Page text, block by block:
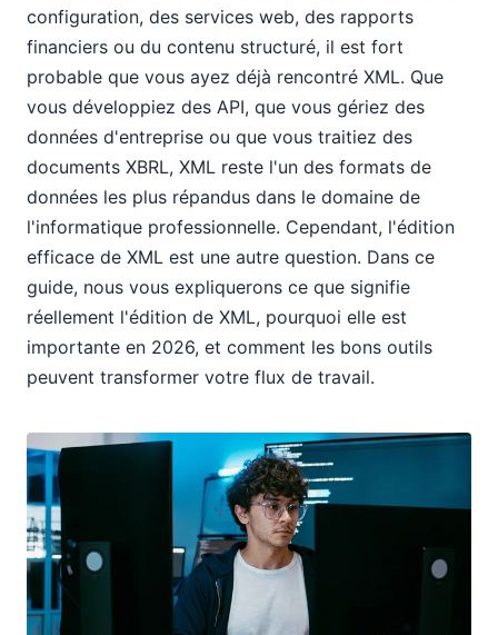
configuration, des services web, des rapports
financiers ou du contenu structuré, il est fort
probable que vous ayez déjà rencontré XML. Que
vous développiez des API, que vous gériez des
données d'entreprise ou que vous traitiez des
documents XBRL, XML reste l'un des formats de
données les plus répandus dans le domaine de
l'informatique professionnelle. Cependant, l'édition
efficace de XML est une autre question. Dans ce
guide, nous vous expliquerons ce que signifie
réellement l'édition de XML, pourquoi elle est
importante en 2026, et comment les bons outils
peuvent transformer votre flux de travail.